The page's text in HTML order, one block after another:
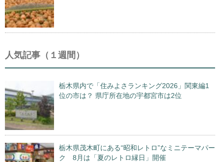
人気記事（１週間）
栃木県内で「住みよさランキング2026」関東編1
位の市は？ 県庁所在地の宇都宮市は2位
栃木県茂木町にある“昭和レトロ”なミニテーマパー
ク 8月は「夏のレトロ縁日」開催